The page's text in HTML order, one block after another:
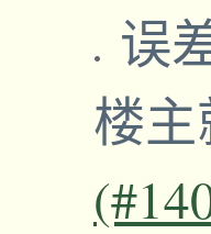
误
楼